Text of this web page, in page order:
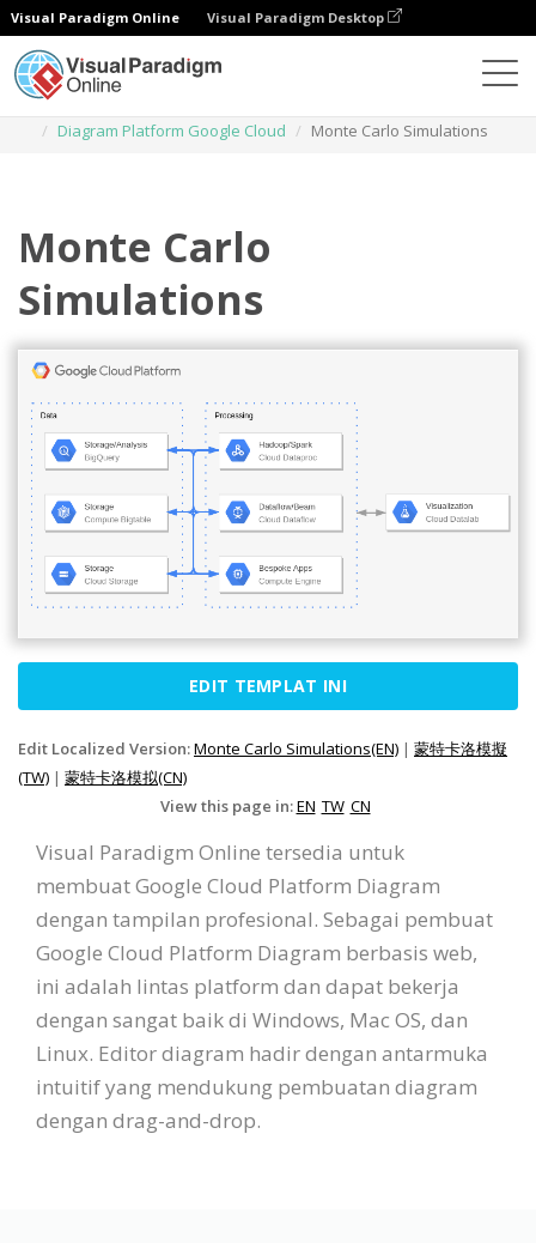
Visual Paradigm Online Visual Paradigm Desktop
Diagram Platform Google Cloud
Monte Carlo Simulations
Monte Carlo
Simulations
EDIT TEMPLAT INI
Edit Localized Version:Monte Carlo Simulations(EN) | 蒙特卡洛模擬
(TW) | 蒙特卡洛模拟(CN)
View this page in:EN TW CN
Visual Paradigm Online tersedia untuk
membuat Google Cloud Platform Diagram
dengan tampilan profesional. Sebagai pembuat
Google Cloud Platform Diagram berbasis web,
ini adalah lintas platform dan dapat bekerja
dengan sangat baik di Windows, Mac OS, dan
Linux. Editor diagram hadir dengan antarmuka
intuitif yang mendukung pembuatan diagram
dengan drag-and-drop.